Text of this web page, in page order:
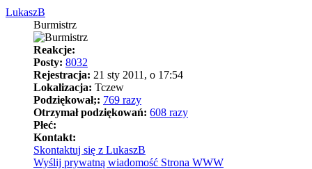
LukaszB
Burmistrz
Reakcje:
Posty: 8032
Rejestracja: 21 sty 2011, o 17:54
Lokalizacja: Tczew
Podziękował;: 769 razy
Otrzymał podziękowań: 608 razy
Płeć:
Kontakt:
Skontaktuj się z LukaszB
Wyślij prywatną wiadomość Strona WWW